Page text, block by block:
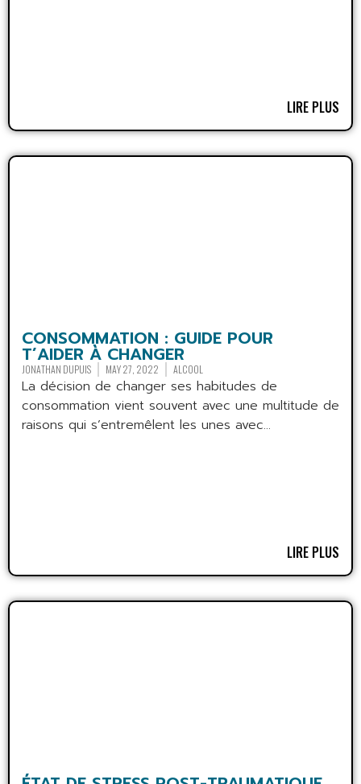
LIRE PLUS
CONSOMMATION : GUIDE POUR
T’AIDER À CHANGER
JONATHAN DUPUIS MAY 27, 2022 ALCOOL
La décision de changer ses habitudes de
consommation vient souvent avec une multitude de
raisons qui s’entremêlent les unes avec...
LIRE PLUS